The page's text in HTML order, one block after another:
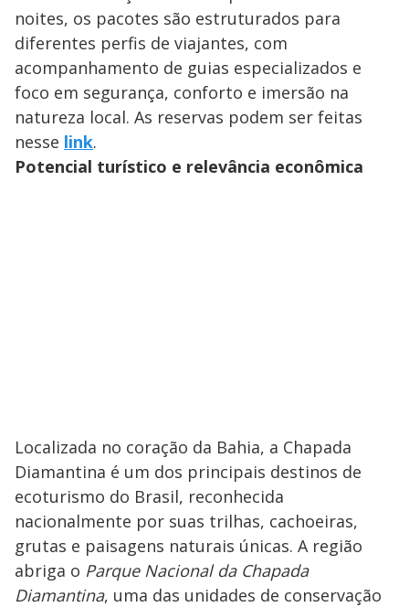
noites, os pacotes são estruturados para
diferentes perfis de viajantes, com
acompanhamento de guias especializados e
foco em segurança, conforto e imersão na
natureza local. As reservas podem ser feitas
nesse link.
Potencial turístico e relevância econômica
Localizada no coração da Bahia, a Chapada
Diamantina é um dos principais destinos de
ecoturismo do Brasil, reconhecida
nacionalmente por suas trilhas, cachoeiras,
grutas e paisagens naturais únicas. A região
abriga o Parque Nacional da Chapada
Diamantina, uma das unidades de conservação